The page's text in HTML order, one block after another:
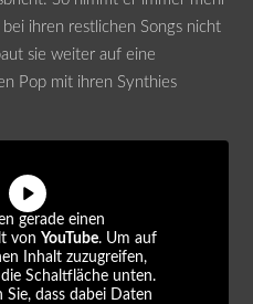
bei ihren restlichen Songs nicht
sie weiter auf eine
Pop mit ihren Synthies
gerade einen
von YouTube. Um auf
Inhalt zuzugreifen,
Schaltfläche unten.
Sie, dass dabei Daten